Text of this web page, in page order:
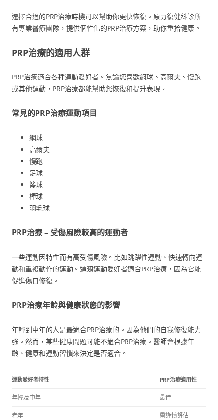
選擇合適的PRP治療時機可以幫助你更快恢復。原力復健科診所
有專業醫療團隊，提供個性化的PRP治療方案，助你重拾健康。
PRP治療的適用人群
PRP治療適合各種運動愛好者。無論您喜歡網球、高爾夫、慢跑
或其他運動，PRP治療都能幫助您恢復和提升表現。
常見的PRP治療運動項目
網球
高爾夫
慢跑
足球
籃球
棒球
羽毛球
PRP治療 – 受傷風險較高的運動者
一些運動因特性而有高受傷風險。比如跳躍性運動、快速轉向運
動和重複動作的運動。這類運動愛好者適合PRP治療，因為它能
促進傷口修復。
PRP治療年齡與健康狀態的影響
年輕到中年的人是最適合PRP治療的。因為他們的自我修復能力
強。然而，某些健康問題可能不適合PRP治療。醫師會根據年
齡、健康和運動習慣來決定是否適合。
運動愛好者特性 PRP治療適用性
年輕及中年 最佳
老年 需謹慎評估